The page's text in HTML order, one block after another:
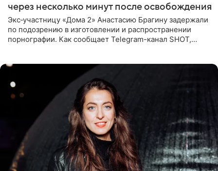
через несколько минут после освобождения
Экс‑участницу «Дома 2» Анастасию Брагину задержали
по подозрению в изготовлении и распространении
порнографии. Как сообщает Telegram-канал SHOT,